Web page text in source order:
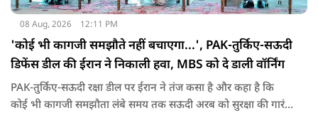
08 Aug, 2026 12:11 PM
'कोई भी कागजी समझौते नहीं बचाएगा...', PAK-तुर्किए-सऊदी
डिफेंस डील की ईरान ने निकाली हवा, MBS को दे डाली वॉर्निंग
PAK-तुर्किए-सऊदी रक्षा डील पर ईरान ने तंज कसा है और कहा है कि
कोई भी कागजी समझौता लंबे समय तक सऊदी अरब को सुरक्षा की गारंटी